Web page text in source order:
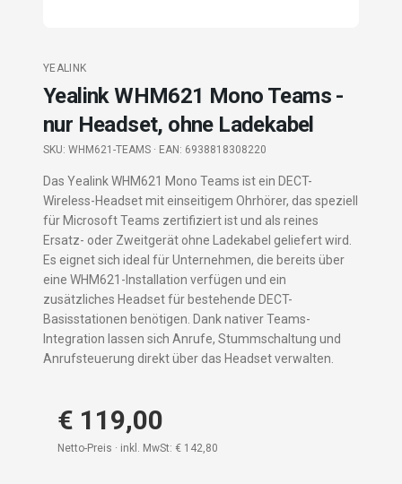
YEALINK
Yealink WHM621 Mono Teams -
nur Headset, ohne Ladekabel
SKU: WHM621-TEAMS · EAN: 6938818308220
Das Yealink WHM621 Mono Teams ist ein DECT-
Wireless-Headset mit einseitigem Ohrhörer, das speziell
für Microsoft Teams zertifiziert ist und als reines
Ersatz- oder Zweitgerät ohne Ladekabel geliefert wird.
Es eignet sich ideal für Unternehmen, die bereits über
eine WHM621-Installation verfügen und ein
zusätzliches Headset für bestehende DECT-
Basisstationen benötigen. Dank nativer Teams-
Integration lassen sich Anrufe, Stummschaltung und
Anrufsteuerung direkt über das Headset verwalten.
€ 119,00
Netto-Preis · inkl. MwSt: € 142,80